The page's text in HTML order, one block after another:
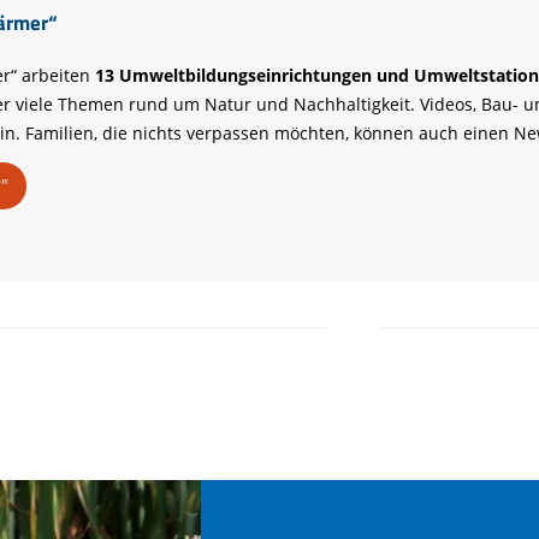
arbeiten 13 Umweltbildungseinrichtungen und
Themen rund um Natur und Nachhaltigkeit. Videos, Bau-
Familien, die nichts verpassen möchten, können auch einen